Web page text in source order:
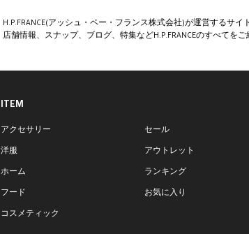
H.P.FRANCE(アッシュ・ペー・フランス株式会社)が運営するサイ
店舗情報、スナップ、ブログ、特集などH.P.FRANCEのすべてをご
ITEM
アクセサリー
洋服
ホーム
フード
コスメティック
セール
アウトレット
ランキング
お気に入り